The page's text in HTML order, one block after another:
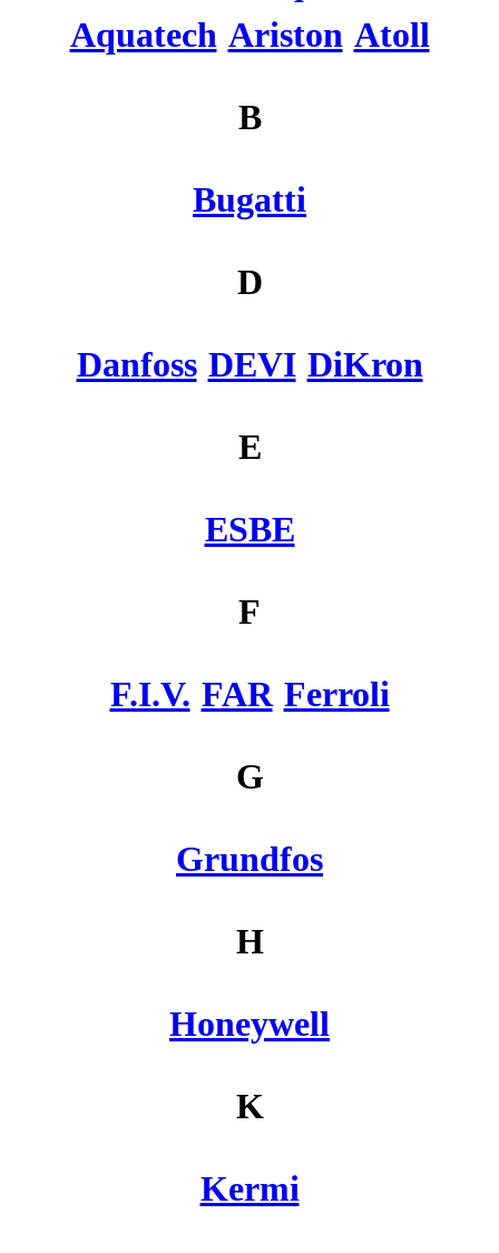
Aquatech Ariston Atoll
B
Bugatti
D
Danfoss DEVI DiKron
E
ESBE
F
F.I.V. FAR Ferroli
G
Grundfos
H
Honeywell
K
Kermi